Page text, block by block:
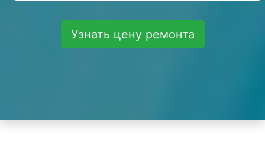
Узнать цену ремонта